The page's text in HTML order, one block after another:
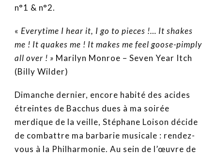
n°1 & n°2.
« Everytime I hear it, I go to pieces !… It shakes
me ! It quakes me ! It makes me feel goose-pimply
all over ! » Marilyn Monroe – Seven Year Itch
(Billy Wilder)
Dimanche dernier, encore habité des acides
étreintes de Bacchus dues à ma soirée
merdique de la veille, Stéphane Loison décide
de combattre ma barbarie musicale : rendez-
vous à la Philharmonie. Au sein de l’œuvre de